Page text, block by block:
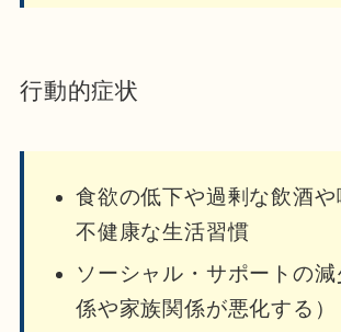
行動的症状
食欲の低下や過剰な飲酒
不健康な生活習慣
ソーシャル・サポートの減
係や家族関係が悪化する）